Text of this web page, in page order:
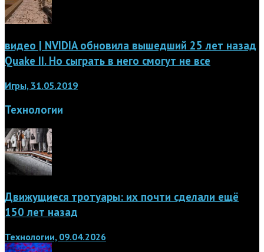
видео | NVIDIA обновила вышедший 25 лет назад
Quake II. Но сыграть в него смогут не все
Игры, 31.05.2019
Технологии
Движущиеся тротуары: их почти сделали ещё
150 лет назад
Технологии, 09.04.2026